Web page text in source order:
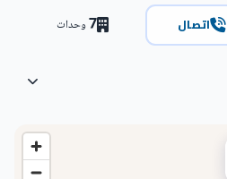
اتصال 7وحدات